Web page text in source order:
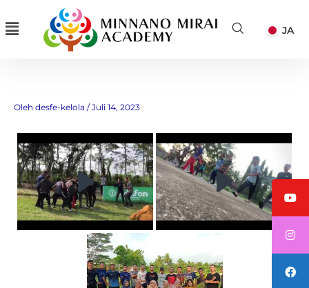
ke
Menu JA
Oleh desfe-kelola /Juli 14, 2023